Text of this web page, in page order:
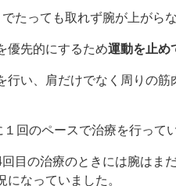
たっても取れず腕が上がら
優先的にするため運動を止め
行い、肩だけでなく周りの筋
回のペースで治療を行って
目の治療のときには腕はま
になっていました。